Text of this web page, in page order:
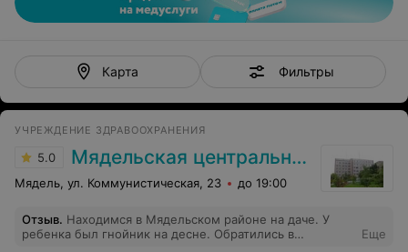
Карта Фильтры
УЧРЕЖДЕНИЕ ЗДРАВООХРАНЕНИЯ
5.0 Мядельская центральная районная больница
Мядель, ул. Коммунистическая, 23 до 19:00
Отзыв. Находимся в Мядельском районе на даче. У
ребенка был гнойник на десне. Обратились в
Еще